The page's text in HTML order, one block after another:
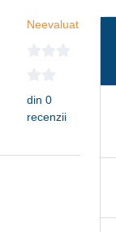
Neevaluat
din 0
recenzii